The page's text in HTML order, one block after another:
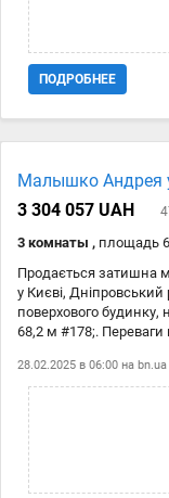
ПОДРОБНЕЕ
Малышко Андрея
3 304 057 UAH
3 комнаты , площадь
Продається затишна
у Києві,
поверхового будинку,
68,2 м #178;.
порядку • Вбудована
обєднаний з
підлогою •
(підключено до
металевими ролетами
закритий тамбур на 2
паркування Відмінне
28.02.2025 в 06:00 на bn.ua